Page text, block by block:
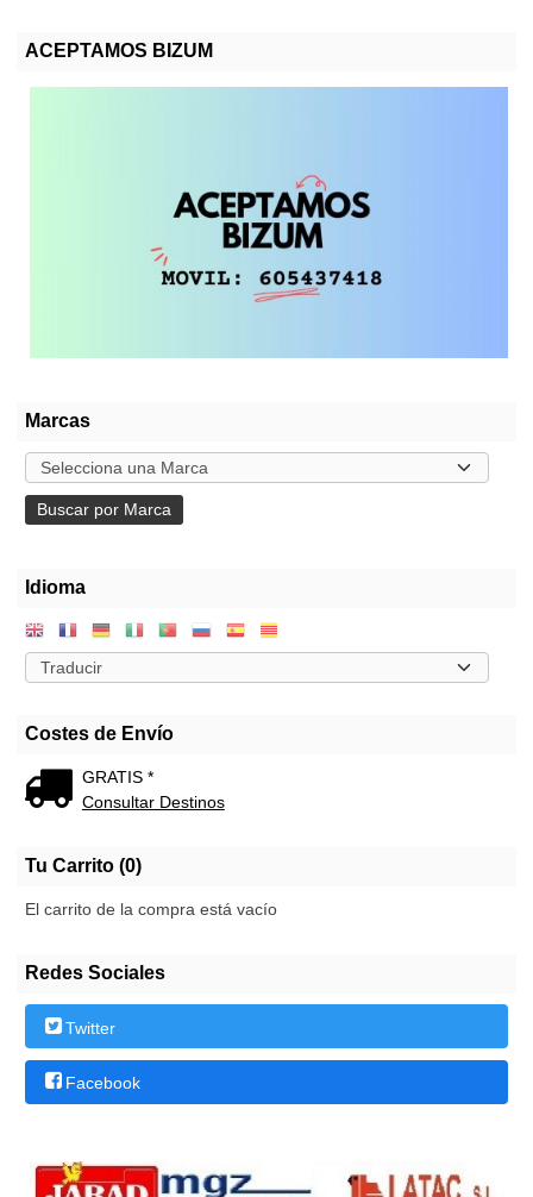
ACEPTAMOS BIZUM
Marcas
Idioma
Costes de Envío
GRATIS *
Consultar Destinos
Tu Carrito (0)
El carrito de la compra está vacío
Redes Sociales
Twitter
Facebook